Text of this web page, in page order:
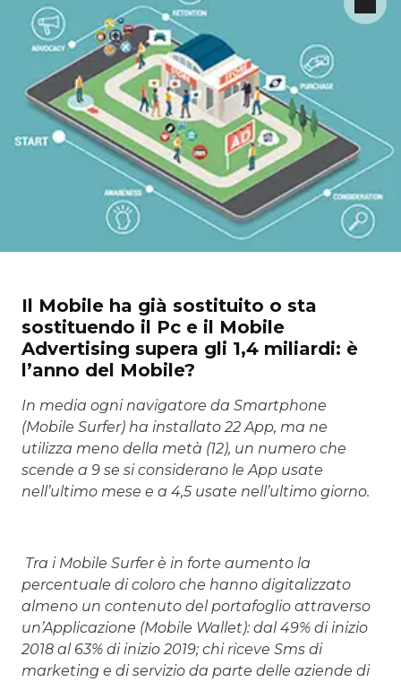
Il Mobile ha già sostituito o sta
sostituendo il Pc e il Mobile
Advertising supera gli 1,4 miliardi: è
l’anno del Mobile?
In media ogni navigatore da Smartphone
(Mobile Surfer) ha installato 22 App, ma ne
utilizza meno della metà (12), un numero che
scende a 9 se si considerano le App usate
nell’ultimo mese e a 4,5 usate nell’ultimo giorno.
Tra i Mobile Surfer è in forte aumento la
percentuale di coloro che hanno digitalizzato
almeno un contenuto del portafoglio attraverso
un’Applicazione (Mobile Wallet): dal 49% di inizio
2018 al 63% di inizio 2019; chi riceve Sms di
marketing e di servizio da parte delle aziende di